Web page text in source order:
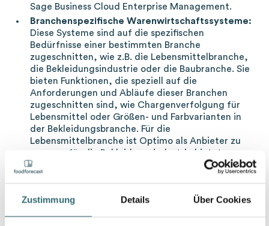
Zustimmung Details Über Cookies
Sage Business Cloud Enterprise Management.
Branchenspezifische Warenwirtschaftssysteme:
Diese Systeme sind auf die spezifischen
Bedürfnisse einer bestimmten Branche
zugeschnitten, wie z.B. die Lebensmittelbranche,
die Bekleidungsindustrie oder die Baubranche. Sie
bieten Funktionen, die speziell auf die
Anforderungen und Abläufe dieser Branchen
zugeschnitten sind, wie Chargenverfolgung für
Lebensmittel oder Größen- und Farbvarianten in
der Bekleidungsbranche. Für die
Lebensmittelbranche ist Optimo als Anbieter zu
nennen, für die Bekleidungsindustrie bietet
Tradersbyte ein WWS an.
Flexibilität und Skalierbarkeit, da sie über das
Internet zugänglich sind und keine lokale